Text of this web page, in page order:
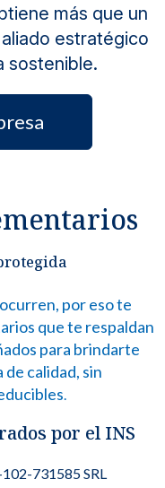
Afíliate ahora
Afíliate ahora
y empezá a
Afíliate ahora
Afíliate ahoramás que un
estratégico
sostenible.
por eso te
que te respaldan
para brindarte
calidad, sin
.
por el INS
731585 SRL